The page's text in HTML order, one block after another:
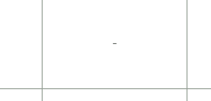
-